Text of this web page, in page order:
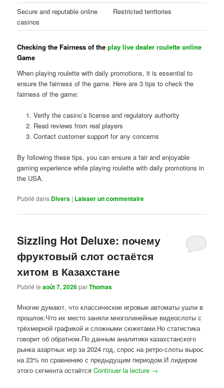
Secure and reputable online
casinos
Restricted territories
Checking the Fairness of theplay live dealer roulette online
Game
When playing roulette with daily promotions, it is essential to
ensure the fairness of the game. Here are 3 tips to check the
fairness of the game:
Verify the casino’s license and regulatory authority
Read reviews from real players
Contact customer support for any concerns
By following these tips, you can ensure a fair and enjoyable
gaming experience while playing roulette with daily promotions in
the USA.
Publié dans Divers | Laisser un commentaire
Sizzling Hot Deluxe: почему
фруктовый слот остаётся
хитом в Казахстане
Publié leaoût 7, 2026parThomas
Многие думают, что классические игровые автоматы ушли в
прошлое.Что их место заняли многолинейные видеослоты с
трёхмерной графикой и сложными сюжетами.Но статистика
говорит об обратном.По данным аналитики казахстанского
рынка азартных игр за 2024 год, спрос на ретро-слоты вырос
на 23% по сравнению с предыдущим периодом.И лидером
этого сегмента остаётсяContinuer la lecture →